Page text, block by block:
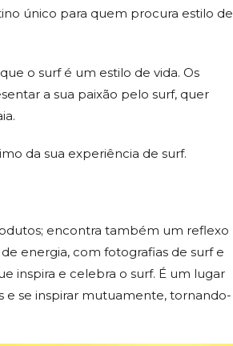
único para quem procura estilo de
o surf é um estilo de vida. Os
a sua paixão pelo surf, quer
da sua experiência de surf.
encontra também um reflexo
energia, com fotografias de surf e
inspira e celebra o surf. É um lugar
e se inspirar mutuamente, tornando-